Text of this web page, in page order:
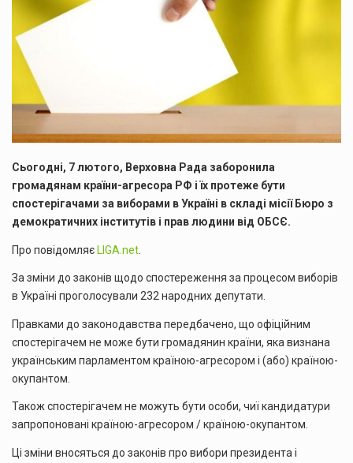
Сьогодні, 7 лютого, Верховна Рада заборонила
громадянам країни-агресора РФ і їх протеже бути
спостерігачами за виборами в Україні в складі місії Бюро з
демократичних інститутів і прав людини від ОБСЄ.
Про повідомляєLIGA.net
За зміни до законів щодо спостереження за процесом виборів
в Україні проголосували 232 народних депутати.
Правками до законодавства передбачено, що офіційним
спостерігачем не може бути громадянин країни, яка визнана
українським парламентом країною-агресором і (або) країною-
окупантом.
Також спостерігачем не можуть бути особи, чиї кандидатури
запропоновані країною-агресором / країною-окупантом.
Ці зміни вносяться до законів про вибори президента і